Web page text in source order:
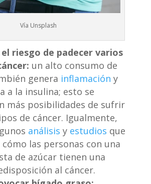
Vía Unsplash
riesgo de padecer varios
un alto consumo de
genera inflamación y
a la insulina; esto se
más posibilidades de sufrir
de cáncer. Igualmente,
análisis y estudios que
las personas con una
de azúcar tienen una
al cáncer.